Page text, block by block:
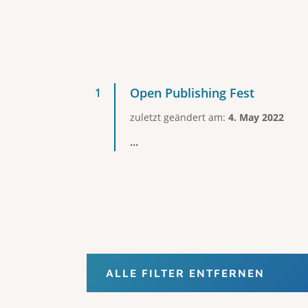
Open Publishing Fest
zuletzt geändert am: 4. May 2022
...
ALLE FILTER ENTFERNEN